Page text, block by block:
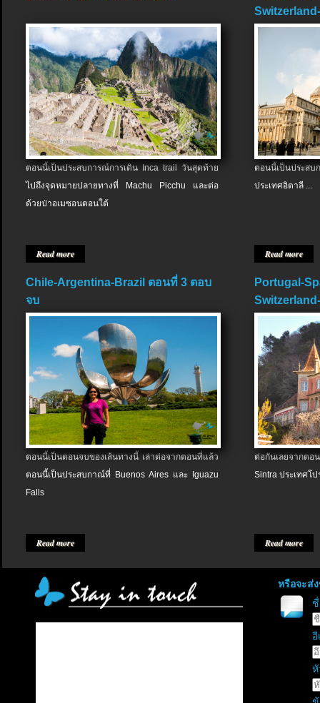
ตอนนี้เป็นประสบการณ์การเดิน Inca trail วันสุดท้าย
ไปถึงจุดหมายปลายทางที่ Machu Picchu และต่อ
ด้วยป่าอเมซอนตอนใต้
Read more
ตอนนี้เป็นประส
ประเทศอิตาลี ...
Read more
Chile-Argentina-Brazil ตอนที่ 3 ตอบ
จบ
ตอนนี้เป็นตอนจบของเส้นทางนี้ เล่าต่อจากตอนที่แล้ว
ตอนนี้เป็นประสบกาณ์ที่ Buenos Aires และ Iguazu
Falls
Read more
Portugal-
ต่อกันเลยจากต
Sintra ประเทศโป
Read more
หรือจะส่
อี
หั